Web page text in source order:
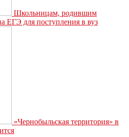
Школьницам, родившим
ЕГЭ для поступления в вуз
«Чернобыльская территория» в